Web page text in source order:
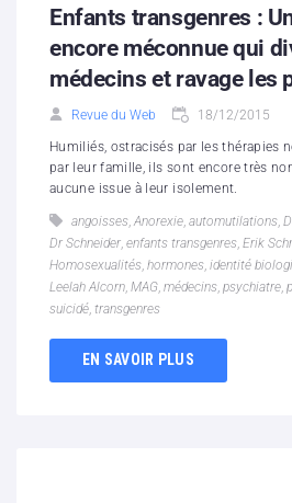
Enfants transgenres :
encore méconnue qui
médecins et ravage les
Revue du Web 18/12/2015
Humiliés, ostracisés par les thérapies
par leur famille, ils sont encore très
aucune issue à leur isolement.
angoisses, Anorexie, automutilations,
Dr Schneider, enfants transgenres, Erik
Homosexualités, hormones, identité
Leelah Alcorn, MAG, médecins, psychiatre,
suicidé, transgenres
EN SAVOIR PLUS